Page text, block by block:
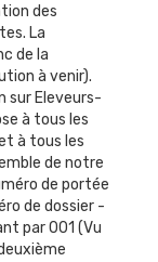
des
La
de la
à venir).
sur Eleveurs-
à tous les
à tous les
de notre
de portée
de dossier -
par 001 (Vu